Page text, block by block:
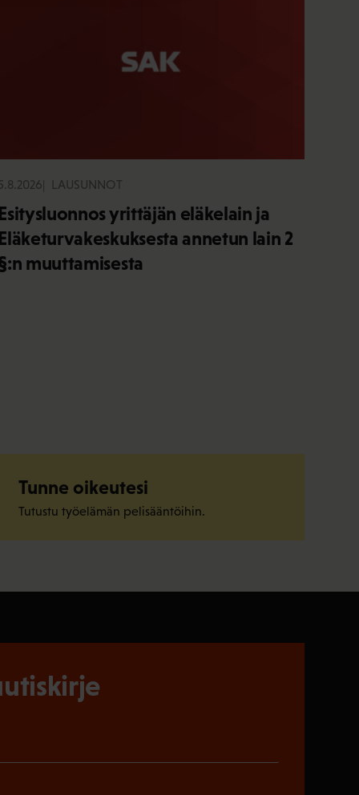
LAUSUNNOT
yrittäjän eläkelain ja
annetun lain 2
muuttamisesta
Tunne oikeutesi
Tutustu työelämän pelisääntöihin.